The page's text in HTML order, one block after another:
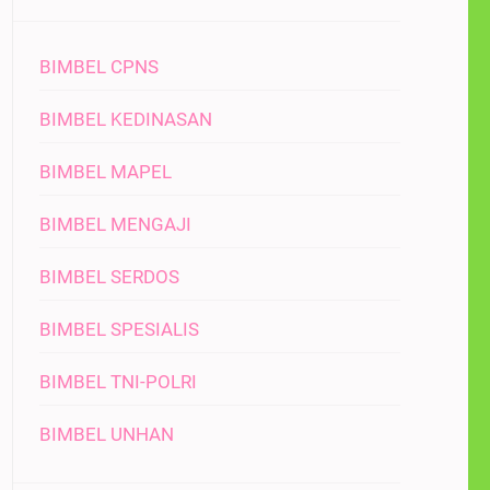
BIMBEL CPNS
BIMBEL KEDINASAN
BIMBEL MAPEL
BIMBEL MENGAJI
BIMBEL SERDOS
BIMBEL SPESIALIS
BIMBEL TNI-POLRI
BIMBEL UNHAN